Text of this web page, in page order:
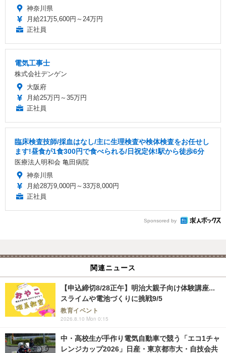
神奈川県
月給21万5,600円～24万円
正社員
電気工事士
株式会社デンゲン
大阪府
月給25万円～35万円
正社員
臨床検査技師/採血はなし/主に生理検査や検体検査をお任せし
ます!昼食が1食300円で食べられる/日祝定休!駅から徒歩6分
医療法人明和会 亀田病院
神奈川県
月給28万9,000円～33万8,000円
正社員
Sponsored by
関連ニュース
【申込締切8/28正午】明治大親子向け体験講座...
スライムや電池づくりに挑戦9/5
教育イベント
2026.8.10 Mon 0:15
中・高校生が手作り電気自動車で競う「エコ1チャ
レンジカップ2026」日産・東京都市大・自技会共